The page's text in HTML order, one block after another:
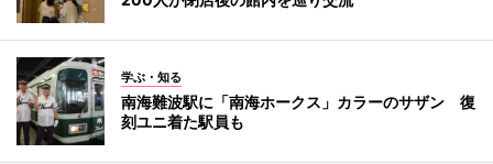
学ぶ・知る
南海難波駅に「南海ホークス」カラーのサザン 復
刻ユニ着た駅員も